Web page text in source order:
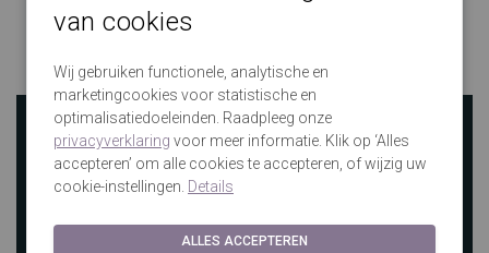
GLZK makkelijk te bereiken!
van cookies
Wij gebruiken functionele, analytische en
marketingcookies voor statistische en
optimalisatiedoeleinden. Raadpleeg onze
privacyverklaring voor meer informatie. Klik op ‘Alles
accepteren’ om alle cookies te accepteren, of wijzig uw
cookie-instellingen. Details
ALLES ACCEPTEREN